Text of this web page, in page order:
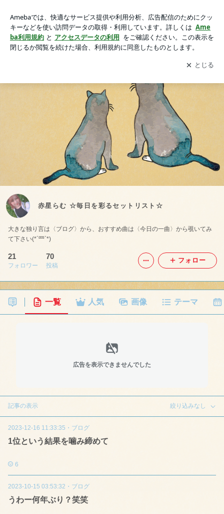
アプリをダウンロードして ブログの更新通知
を受け取りまし
ょう。
開く
赤星らむ ☆毎日を彩るセットリスト☆
大きな独り言は〈ブログ〉から、おすすめ曲は〈今日の一曲〉から覗いてみ
て下さい(*´罒`*)
21
フォロワー
70
投稿
フォロー
一覧 人気 画像 テーマ
広告を表示できませんでした
記事の表示 絞り込みなし
2023-12-16 11:33:35 ・ ブログ
1位という結果を噛み締めて
6
2023-10-15 03:53:32 ・ ブログ
うわー何年ぶり？笑笑